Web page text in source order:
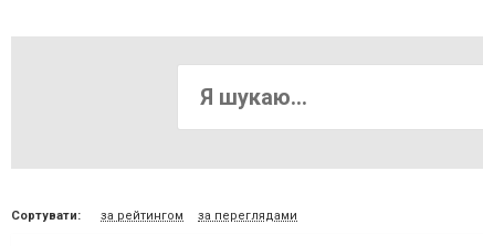
Сортувати: за рейтингом за переглядами